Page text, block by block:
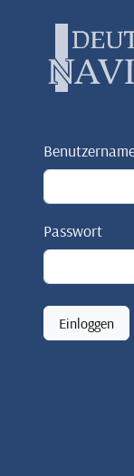
Passwort
Einloggen